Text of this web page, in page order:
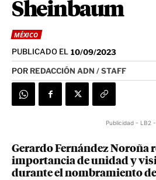
Sheinbaum
MÉXICO
PUBLICADO EL 10/09/2023
POR REDACCIÓN ADN / STAFF
Publicidad - LB2 -
Gerardo Fernández Noroña
importancia de unidad y
durante el nombramiento